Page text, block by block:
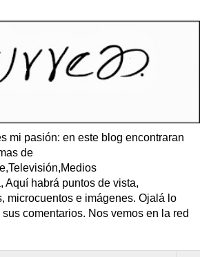
mi pasión: en este blog encontraran
de
Aquí habrá puntos de vista,
microcuentos e imágenes. Ojalá lo
comentarios. Nos vemos en la red